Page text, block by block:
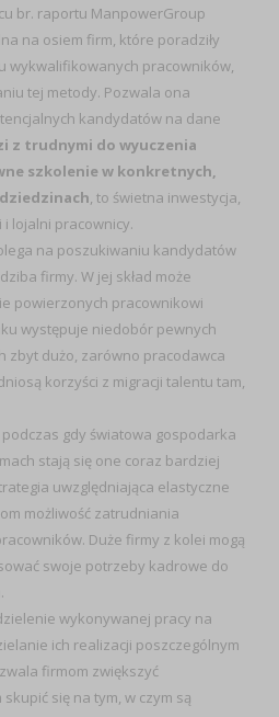
br. raportu ManpowerGroup
na osiem firm, które poradziły
wykwalifikowanych pracowników,
tej metody. Pozwala ona
kandydatów na dane
z trudnymi do wyuczenia
szkolenie w konkretnych,
, to świetna inwestycja,
lojalni pracownicy.
na poszukiwaniu kandydatów
firmy. W jej skład może
powierzonych pracownikowi
występuje niedobór pewnych
zbyt dużo, zarówno pracodawca
korzyści z migracji talentu tam,
podczas gdy światowa gospodarka
stają się one coraz bardziej
uwzględniająca elastyczne
możliwość zatrudniania
Duże firmy z kolei mogą
swoje potrzeby kadrowe do
wykonywanej pracy na
ich realizacji poszczególnym
firmom zwiększyć
się na tym, w czym są